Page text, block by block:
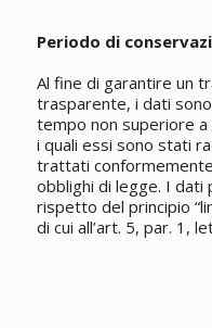
Periodo di
Al fine di garantire un
trasparente, i dati
tempo non superiore
i quali essi sono stati
trattati
obblighi di legge. I dati
rispetto del principio
di cui all’art. 5, par. 1,